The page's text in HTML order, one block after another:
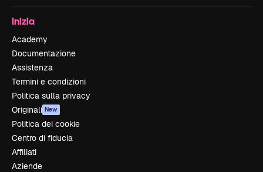
Inizia
Academy
Documentazione
Assistenza
Termini e condizioni
Politica sulla privacy
Originali New
Politica dei cookie
Centro di fiducia
Affiliati
Aziende